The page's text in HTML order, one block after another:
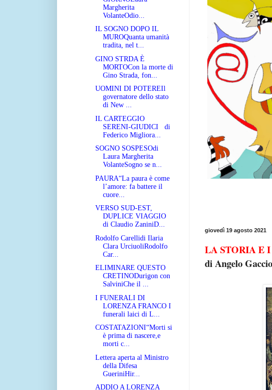
giovedì 19 agosto 2021
LA STORIA E I
di Angelo
Margherita
VolanteOdio...
IL SOGNO DOPO IL
MUROQuanta umanità
tradita, nel t...
GINO STRDA È
MORTOCon la morte di
Gino Strada, fon...
UOMINI DI POTEREIl
governatore dello stato
di New ...
IL CARTEGGIO
SERENI-GIUDICI di
Federico Migliora...
SOGNO SOSPESOdi
Laura Margherita
VolanteSogno se n...
PAURA“La paura è come
l’amore: fa battere il
cuore...
VERSO SUD-EST,
DUPLICE VIAGGIO
di Claudio ZaniniD...
Rodolfo Carellidi Ilaria
Clara UrciuoliRodolfo
Car...
ELIMINARE QUESTO
CRETINODurigon con
SalviniChe il ...
I FUNERALI DI
LORENZA FRANCO I
funerali laici di L...
COSTATAZIONI“Morti si
è prima di nascere,e
morti c...
Lettera aperta al Ministro
della Difesa
GueriniHir...
ADDIO A LORENZA